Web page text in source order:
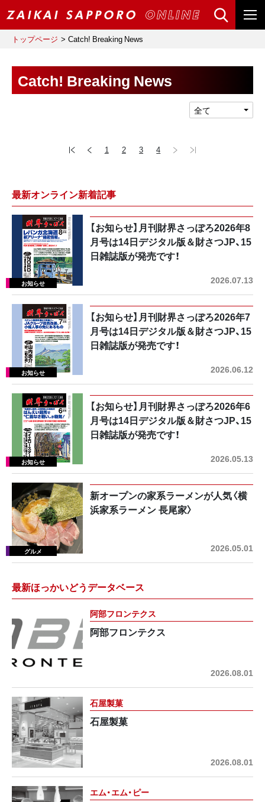
トップページ Catch! Breaking News
Catch! Breaking News
全て
1 2 3 4
最新オンライン新着記事
【お知らせ】月刊財界さっぽろ2026年8
月号は14日デジタル版＆財さつJP、15
日雑誌版が発売です！
2026.07.13
【お知らせ】月刊財界さっぽろ2026年7
月号は14日デジタル版＆財さつJP、15
日雑誌版が発売です！
2026.06.12
【お知らせ】月刊財界さっぽろ2026年6
月号は14日デジタル版＆財さつJP、15
日雑誌版が発売です！
2026.05.13
新オープンの家系ラーメンが人気〈横
浜家系ラーメン 長尾家〉
2026.05.01
最新ほっかいどうデータベース
阿部フロンテクス
阿部フロンテクス
2026.08.01
石屋製菓
石屋製菓
2026.08.01
エム・エム・ピー